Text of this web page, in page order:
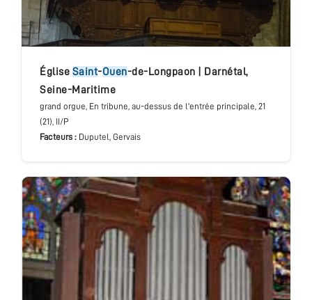
église Saint-Ouen-de-Longpaon Darnétal,
Seine-Maritime
grand orgue, En tribune, au-dessus de l'entrée principale, 21
(21), II/P
Facteurs : Duputel, Gervais